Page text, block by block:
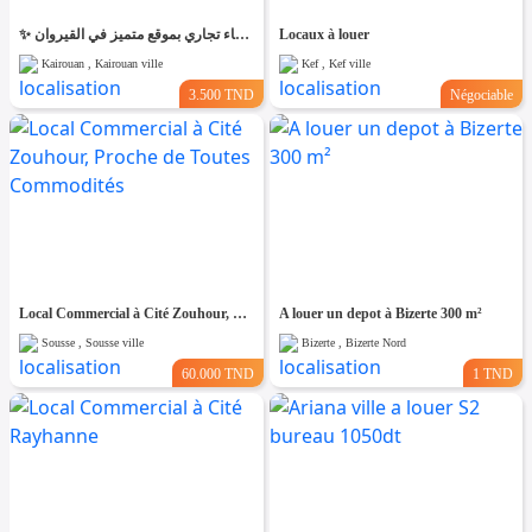
✨ للّكراء فضاء تجاري بموقع متميز في القيروان ✨
Kairouan , Kairouan ville
3.500 TND
Locaux à louer
Kef , Kef ville
Négociable
Local Commercial à Cité Zouhour, Proche de Toutes Commodités
Sousse , Sousse ville
60.000 TND
A louer un depot à Bizerte 300 m²
Bizerte , Bizerte Nord
1 TND